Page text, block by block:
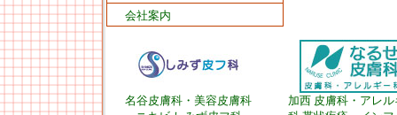
会社案内
名谷皮膚科・美容皮膚科
加西 皮膚科・アレル